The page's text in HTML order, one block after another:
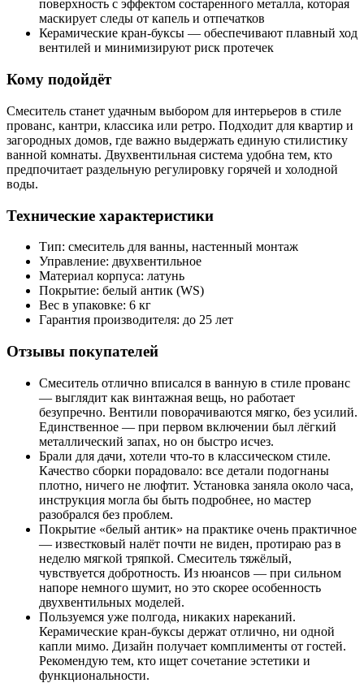
поверхность с эффектом состаренного металла, которая
маскирует следы от капель и отпечатков
Керамические кран-буксы — обеспечивают плавный ход
вентилей и минимизируют риск протечек
Кому подойдёт
Смеситель станет удачным выбором для интерьеров в стиле
прованс, кантри, классика или ретро. Подходит для квартир и
загородных домов, где важно выдержать единую стилистику
ванной комнаты. Двухвентильная система удобна тем, кто
предпочитает раздельную регулировку горячей и холодной
воды.
Технические характеристики
Тип: смеситель для ванны, настенный монтаж
Управление: двухвентильное
Материал корпуса: латунь
Покрытие: белый антик (WS)
Вес в упаковке: 6 кг
Гарантия производителя: до 25 лет
Отзывы покупателей
Смеситель отлично вписался в ванную в стиле прованс
— выглядит как винтажная вещь, но работает
безупречно. Вентили поворачиваются мягко, без усилий.
Единственное — при первом включении был лёгкий
металлический запах, но он быстро исчез.
Брали для дачи, хотели что-то в классическом стиле.
Качество сборки порадовало: все детали подогнаны
плотно, ничего не люфтит. Установка заняла около часа,
инструкция могла бы быть подробнее, но мастер
разобрался без проблем.
Покрытие «белый антик» на практике очень практичное
— известковый налёт почти не виден, протираю раз в
неделю мягкой тряпкой. Смеситель тяжёлый,
чувствуется добротность. Из нюансов — при сильном
напоре немного шумит, но это скорее особенность
двухвентильных моделей.
Пользуемся уже полгода, никаких нареканий.
Керамические кран-буксы держат отлично, ни одной
капли мимо. Дизайн получает комплименты от гостей.
Рекомендую тем, кто ищет сочетание эстетики и
функциональности.